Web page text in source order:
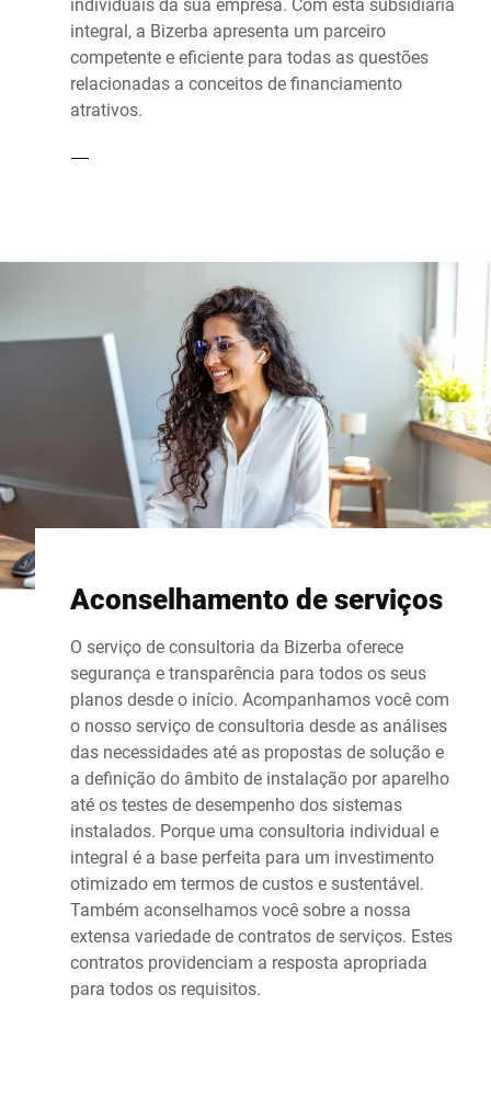
integral, a Bizerba apresenta um parceiro
competente e eficiente para todas as questões
relacionadas a conceitos de financiamento
atrativos.
Aconselhamento de serviços
O serviço de consultoria da Bizerba oferece
segurança e transparência para todos os seus
planos desde o início. Acompanhamos você com
o nosso serviço de consultoria desde as análises
das necessidades até as propostas de solução e
a definição do âmbito de instalação por aparelho
até os testes de desempenho dos sistemas
instalados. Porque uma consultoria individual e
integral é a base perfeita para um investimento
otimizado em termos de custos e sustentável.
Também aconselhamos você sobre a nossa
extensa variedade de contratos de serviços. Estes
contratos providenciam a resposta apropriada
para todos os requisitos.